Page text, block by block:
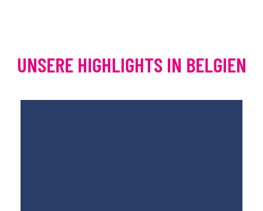
UNSERE HIGHLIGHTS IN BELGIEN